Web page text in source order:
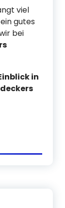
viel
gutes
bei
in